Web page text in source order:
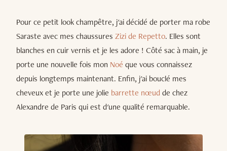
Pour ce petit look champêtre, j'ai décidé de porter ma robe
Saraste avec mes chaussures Zizi de Repetto. Elles sont
blanches en cuir vernis et je les adore ! Côté sac à main, je
porte une nouvelle fois mon Noé que vous connaissez
depuis longtemps maintenant. Enfin, j'ai bouclé mes
cheveux et je porte une jolie barrette nœud de chez
Alexandre de Paris qui est d'une qualité remarquable.